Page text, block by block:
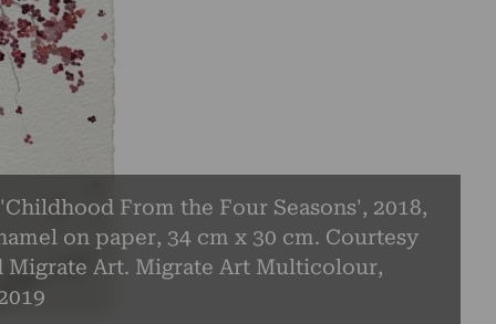
From the Four Seasons', 2018,
on paper, 34 cm x 30 cm. Courtesy
Migrate Art. Migrate Art Multicolour,